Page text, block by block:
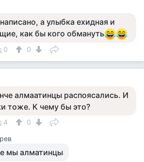
а улыбка ехидная и
как бы кого обмануть
0 0
алмаатинцы распоясались. И
тоже. К чему бы это?
4 0
мы алматинцы